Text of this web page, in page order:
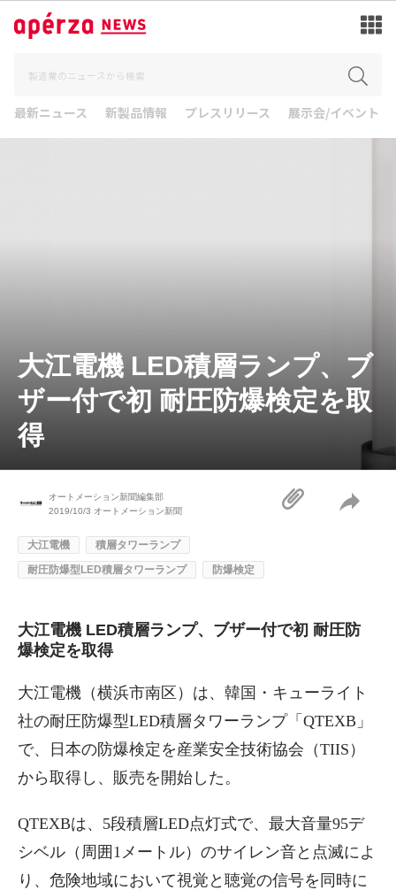
最新ニュース 新製品情報 プレスリリース 展示会/イベント
大江電機 LED積層ランプ、ブ
ザー付で初 耐圧防爆検定を取
得
オートメーション新聞編集部
2019/10/3 オートメーション新聞
大江電機
積層タワーランプ
耐圧防爆型LED積層タワーランプ
防爆検定
大江電機 LED積層ランプ、ブザー付で初 耐圧防
爆検定を取得
大江電機（横浜市南区）は、韓国・キューライト
社の耐圧防爆型LED積層タワーランプ「QTEXB」
で、日本の防爆検定を産業安全技術協会（TIIS）
から取得し、販売を開始した。
QTEXBは、5段積層LED点灯式で、最大音量95デ
シベル（周囲1メートル）のサイレン音と点滅によ
り、危険地域において視覚と聴覚の信号を同時に